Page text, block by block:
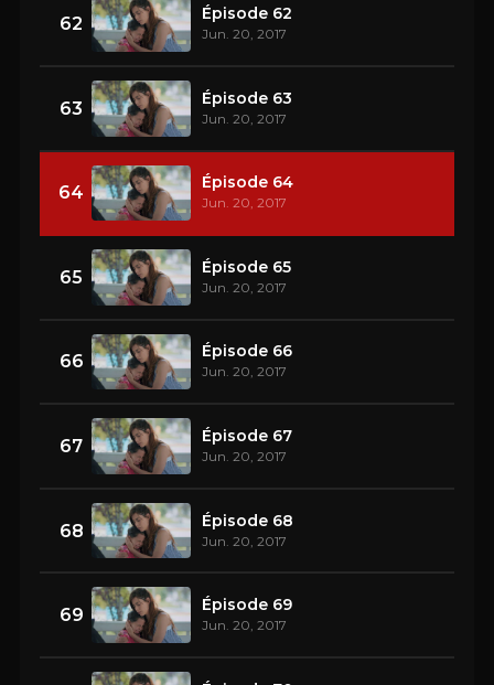
62 Épisode 62
Jun. 20, 2017
63 Épisode 63
Jun. 20, 2017
64 Épisode 64
Jun. 20, 2017
65 Épisode 65
Jun. 20, 2017
66 Épisode 66
Jun. 20, 2017
67 Épisode 67
Jun. 20, 2017
68 Épisode 68
Jun. 20, 2017
69 Épisode 69
Jun. 20, 2017